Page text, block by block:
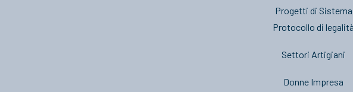
Progetti di Sistema
Protocollo di legalità
Settori Artigiani
Donne Impresa